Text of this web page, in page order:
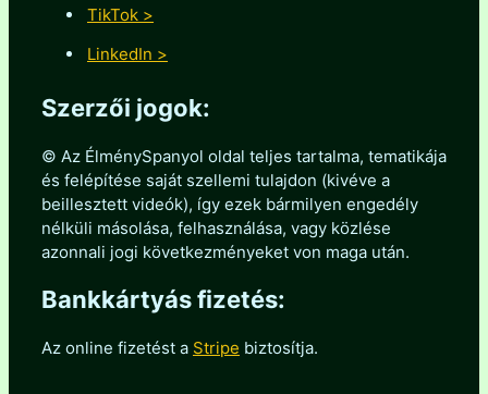
TikTok >
LinkedIn >
Szerzői jogok:
© Az ÉlménySpanyol oldal teljes tartalma, tematikája
és felépítése saját szellemi tulajdon (kivéve a
beillesztett videók), így ezek bármilyen engedély
nélküli másolása, felhasználása, vagy közlése
azonnali jogi következményeket von maga után.
Bankkártyás fizetés:
Az online fizetést a Stripe biztosítja.